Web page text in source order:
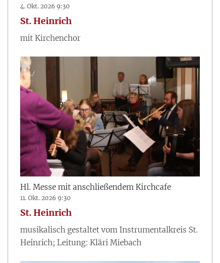
4. Okt. 2026 9:30
St. Heinrich
mit Kirchenchor
Hl. Messe mit anschließendem Kirchcafe
11. Okt. 2026 9:30
St. Heinrich
musikalisch gestaltet vom Instrumentalkreis St.
Heinrich; Leitung: Kläri Miebach